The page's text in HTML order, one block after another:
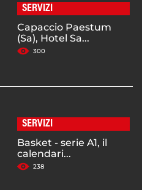
SERVIZI
Capaccio Paestum
(Sa), Hotel Sa...
300
SERVIZI
Basket - serie A1, il
calendari...
238